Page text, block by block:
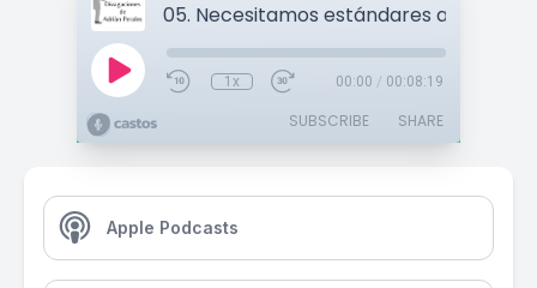
05. Necesitamos estándares abiertos
1x 00:00 / 00:08:19
SUBSCRIBE SHARE
Apple Podcasts